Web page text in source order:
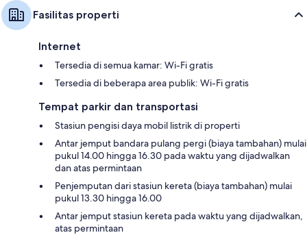
Fasilitas properti
Internet
Tersedia di semua kamar: Wi-Fi gratis
Tersedia di beberapa area publik: Wi-Fi gratis
Tempat parkir dan transportasi
Stasiun pengisi daya mobil listrik di properti
Antar jemput bandara pulang pergi (biaya tambahan) mulai
pukul 14.00 hingga 16.30 pada waktu yang dijadwalkan
dan atas permintaan
Penjemputan dari stasiun kereta (biaya tambahan) mulai
pukul 13.30 hingga 16.00
Antar jemput stasiun kereta pada waktu yang dijadwalkan,
atas permintaan